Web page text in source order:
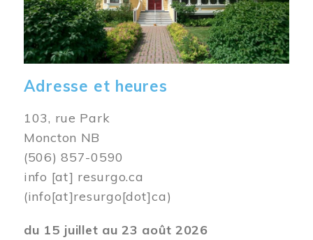
Adresse et heures
103, rue Park
Moncton NB
(506) 857-0590
info [at] resurgo.ca
(info[at]resurgo[dot]ca)
du 15 juillet au 23 août 2026